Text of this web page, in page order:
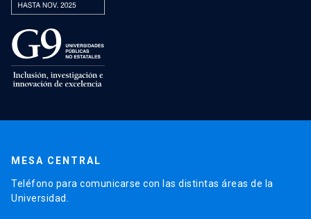
MESA CENTRAL
Teléfono para comunicarse con las distintas áreas de la
Universidad.